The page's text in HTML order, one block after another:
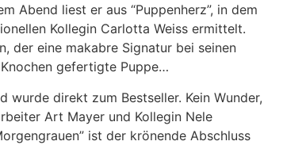
Abend liest er aus “Puppenherz”, in dem
Kollegin Carlotta Weiss ermittelt.
der eine makabre Signatur bei seinen
gefertigte Puppe…
wurde direkt zum Bestseller. Kein Wunder,
Art Mayer und Kollegin Nele
ist der krönende Abschluss